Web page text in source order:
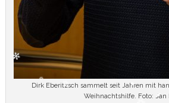
Dirk Eberitzsch sammelt seit Jahren mit
Weihnachtshilfe. Foto: Jan